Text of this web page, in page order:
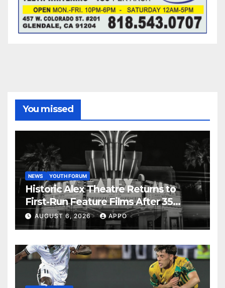
You missed
NEWS YOUTH FORUM
Historic Alex Theatre Returns to
First-Run Feature Films After 35
Years
AUGUST 6, 2026 APPO